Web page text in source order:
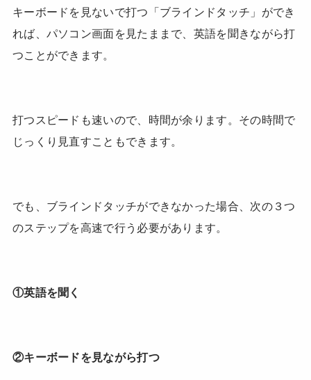
キーボードを見ないで打つ「ブラインドタッチ」ができ
れば、パソコン画面を見たままで、英語を聞きながら打
つことができます。
打つスピードも速いので、時間が余ります。その時間で
じっくり見直すこともできます。
でも、ブラインドタッチができなかった場合、次の３つ
のステップを高速で行う必要があります。
①英語を聞く
②キーボードを見ながら打つ